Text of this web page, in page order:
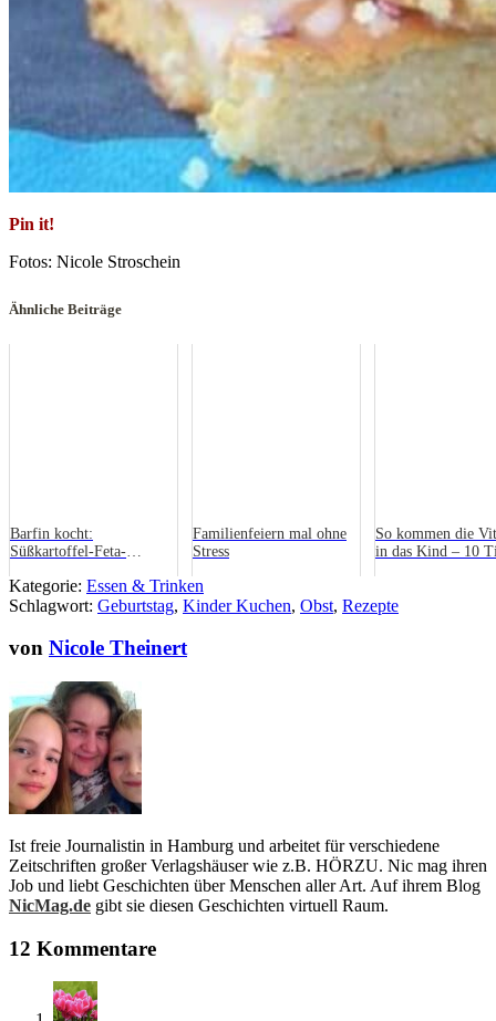
Pin it!
Fotos: Nicole Stroschein
Ähnliche Beiträge
Barfin kocht:
Süßkartoffel-Feta-
Familienfeiern mal ohne
Stress
So kommen die
in das Kind – 10
Kategorie: Essen & Trinken
Schlagwort: Geburtstag, Kinder Kuchen, Obst, Rezepte
von Nicole Theinert
Ist freie Journalistin in Hamburg und arbeitet für verschiedene
Zeitschriften großer Verlagshäuser wie z.B. HÖRZU. Nic mag ihren
Job und liebt Geschichten über Menschen aller Art. Auf ihrem Blog
NicMag.de gibt sie diesen Geschichten virtuell Raum.
12 Kommentare